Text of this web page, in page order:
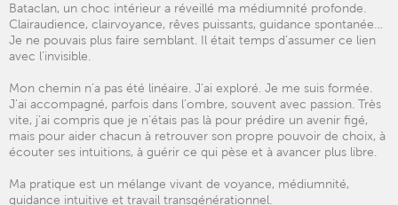
Bataclan, un choc intérieur a réveillé ma médiumnité profonde.
Clairaudience, clairvoyance, rêves puissants, guidance spontanée…
Je ne pouvais plus faire semblant. Il était temps d’assumer ce lien
avec l’invisible.
Mon chemin n’a pas été linéaire. J’ai exploré. Je me suis formée.
J’ai accompagné, parfois dans l’ombre, souvent avec passion. Très
vite, j’ai compris que je n’étais pas là pour prédire un avenir figé,
mais pour aider chacun à retrouver son propre pouvoir de choix, à
écouter ses intuitions, à guérir ce qui pèse et à avancer plus libre.
Ma pratique est un mélange vivant de voyance, médiumnité,
guidance intuitive et travail transgénérationnel.